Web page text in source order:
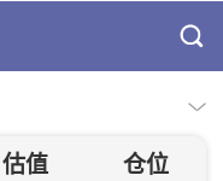
估值 仓位